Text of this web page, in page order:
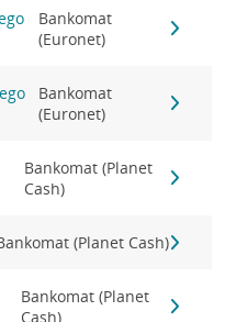
Bankomat
(Euronet)
Bankomat
(Euronet)
Bankomat (Planet
Cash)
(Planet Cash)
Bankomat (Planet
Cash)